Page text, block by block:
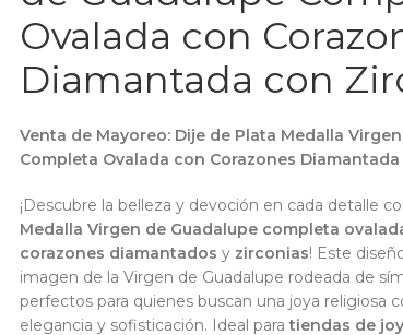
Ovalada con
Diamantada con
Venta de Mayoreo: Dije de Plata Medalla
Completa Ovalada con Corazones
¡Descubre la belleza y devoción en cada detalle
Medalla Virgen de Guadalupe completa
corazones diamantados y zirconias! Este
imagen de la Virgen de Guadalupe rodeada de
perfectos para quienes buscan una joya religiosa
elegancia y sofisticación. Ideal paratiendas de